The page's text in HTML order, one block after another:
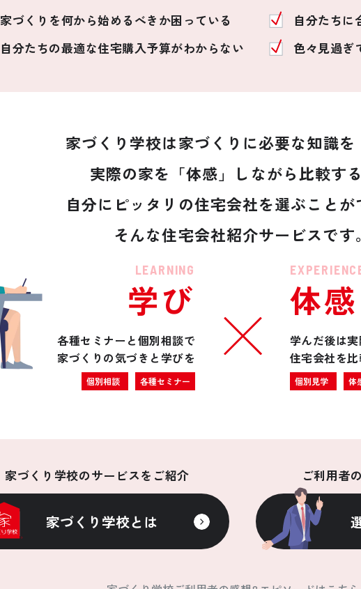
家づくりを何から始めるべきか困っている
自分たちに
自分たちの最適な住宅購入予算がわからない 色々見過ぎ
家づくり学校は家づくりに必要な知識を
実際の家を「体感」しながら比較す
自分にピッタリの住宅会社を選ぶことが
そんな住宅会社紹介サービスです。
LEARNING
学び
各種セミナーと個別相談で
家づくりの気づきと学びを
個別相談 各種セミナー
体感
学んだ後は
住宅会社を
個別見学 体
家づくり学校のサービスをご紹介
家づくり学校とは
ご利用者